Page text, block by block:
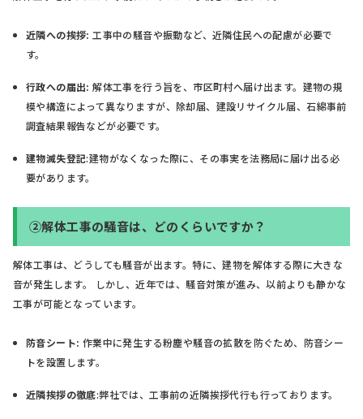
近隣への挨拶: 工事中の騒音や振動など、近隣住民への配慮が必要で
す。
行政への届出: 解体工事を行う旨を、市区町村へ届け出ます。建物の規
模や構造によって異なりますが、除却届、建設リサイクル届、石綿事前
調査結果報告などが必要です。
建物滅失登記:建物がなくなった際に、その事実を法務局に届け出る必
要があります。
②解体工事の騒音は、どのくらいですか？
解体工事は、どうしても騒音が出ます。特に、建物を解体する際に大きな
音が発生します。 しかし、近年では、騒音対策が進み、以前よりも静かな
工事が可能となっています。
防音シート: 作業中に発生する粉塵や騒音の拡散を防ぐため、防音シー
トを設置します。
近隣挨拶の徹底:弊社では、工事前の近隣挨拶代行も行っております。